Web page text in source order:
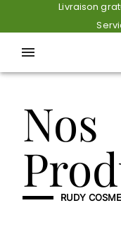
Livraison
Nos
RUDY